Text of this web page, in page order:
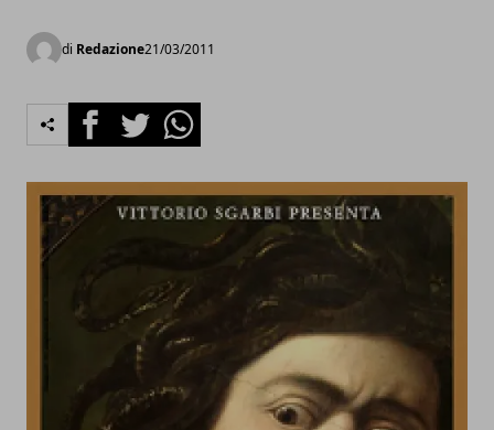
di Redazione21/03/2011
FacebookTwitterWhatsapp